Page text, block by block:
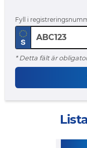
Fyll i
* Detta fält är